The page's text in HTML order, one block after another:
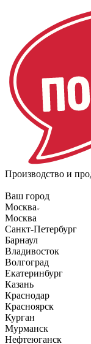
Производство и
Ваш город
Москва
Москва
Санкт-Петербург
Барнаул
Владивосток
Волгоград
Екатеринбург
Казань
Краснодар
Красноярск
Курган
Мурманск
Нефтеюганск